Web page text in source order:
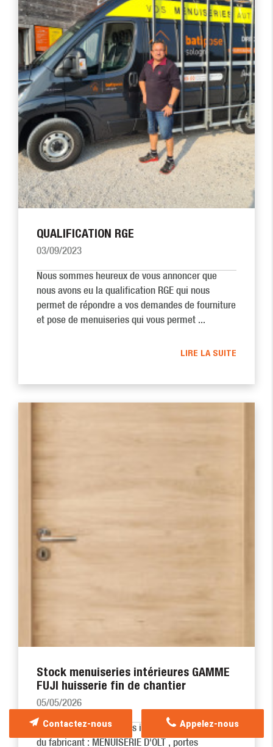
QUALIFICATION RGE
03/09/2023
Nous sommes heureux de vous annoncer que
nous avons eu la qualification RGE qui nous
permet de répondre a vos demandes de fourniture
et pose de menuiseries qui vous permet ...
LIRE LA SUITE
Stock menuiseries intérieures GAMME
FUJI huisserie fin de chantier
05/05/2026
Nous stockons les portes interieures de la gamme
du fabricant : MENUISERIE D'OLT , portes
Appelez-nous
Contactez-nous